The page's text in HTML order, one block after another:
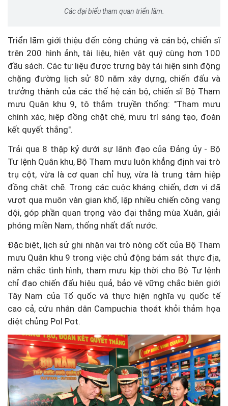
Các đại biểu tham quan triển lãm.
Triển lãm giới thiệu đến công chúng và cán bộ, chiến sĩ
trên 200 hình ảnh, tài liệu, hiện vật quý cùng hơn 100
đầu sách. Các tư liệu được trưng bày tái hiện sinh động
chặng đường lịch sử 80 năm xây dựng, chiến đấu và
trưởng thành của các thế hệ cán bộ, chiến sĩ Bộ Tham
mưu Quân khu 9, tô thắm truyền thống: "Tham mưu
chính xác, hiệp đồng chặt chẽ, mưu trí sáng tạo, đoàn
kết quyết thắng".
Trải qua 8 thập kỷ dưới sự lãnh đạo của Đảng ủy - Bộ
Tư lệnh Quân khu, Bộ Tham mưu luôn khẳng định vai trò
trụ cột, vừa là cơ quan chỉ huy, vừa là trung tâm hiệp
đồng chặt chẽ. Trong các cuộc kháng chiến, đơn vị đã
vượt qua muôn vàn gian khổ, lập nhiều chiến công vang
dội, góp phần quan trọng vào đại thắng mùa Xuân, giải
phóng miền Nam, thống nhất đất nước.
Đặc biệt, lịch sử ghi nhận vai trò nòng cốt của Bộ Tham
mưu Quân khu 9 trong việc chủ động bám sát thực địa,
nắm chắc tình hình, tham mưu kịp thời cho Bộ Tư lệnh
chỉ đạo chiến đấu hiệu quả, bảo vệ vững chắc biên giới
Tây Nam của Tổ quốc và thực hiện nghĩa vụ quốc tế
cao cả, cứu nhân dân Campuchia thoát khỏi thảm họa
diệt chủng Pol Pot.